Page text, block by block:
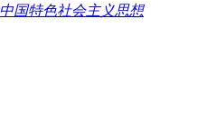
国特色社会主义思想